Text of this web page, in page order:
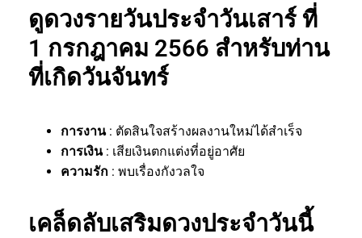
ดูดวงรายวันประจำวันเสาร์ ที่
1 กรกฎาคม 2566 สำหรับท่าน
ที่เกิดวันจันทร์
การงาน : ตัดสินใจสร้างผลงานใหม่ได้สำเร็จ
การเงิน : เสียเงินตกแต่งที่อยู่อาศัย
ความรัก : พบเรื่องกังวลใจ
เคล็ดลับเสริมดวงประจำวันนี้